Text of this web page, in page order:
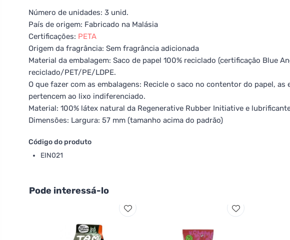
Número de unidades: 3 unid.
País de origem: Fabricado na Malásia
Certificações: PETA
Origem da fragrância: Sem fragrância adicionada
Material da embalagem: Saco de papel 100% reciclado (certificação Blue
reciclado/PET/PE/LDPE.
O que fazer com as embalagens: Recicle o saco no contentor do papel,
pertencem ao lixo indiferenciado.
Material: 100% látex natural da Regenerative Rubber Initiative e
Dimensões: Largura: 57 mm (tamanho acima do padrão)
Código do produto
EIN021
Pode interessá-lo